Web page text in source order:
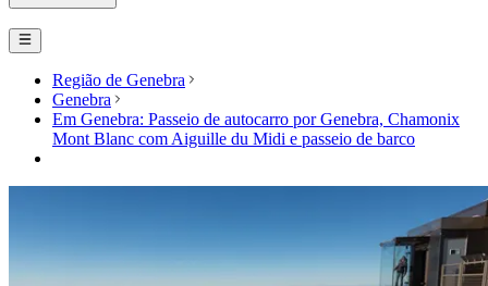
Região de Genebra
Genebra
Em Genebra: Passeio de autocarro por Genebra, Chamonix
Mont Blanc com Aiguille du Midi e passeio de barco